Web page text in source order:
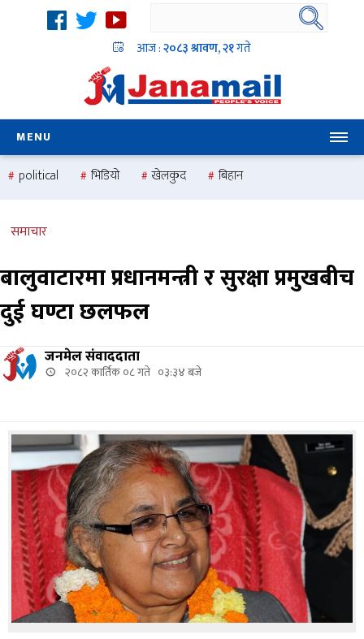
आज :२०८३ श्रावण, २१गते
MENU
political भिडियो खेलकुद
बिहान
national
समाचार
बालुवाटारमा प्रधानमन्त्री र सुरक्षा प्रमुखबीच
दुई घण्टा छलफल
जनमेल संवाददाता
२०८२ कार्तिक ०८ गते ०३:३४ बजे